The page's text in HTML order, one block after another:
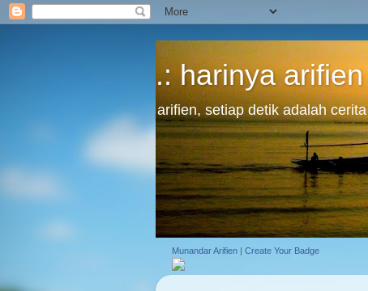
.: harinya
arifien, setiap detik adalah
Munandar Arifien | Create Your Badge